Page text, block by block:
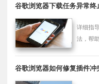
收藏夹
谷歌浏览器下载任务异常终
详细指
法，帮
谷歌浏览器如何修复插件冲